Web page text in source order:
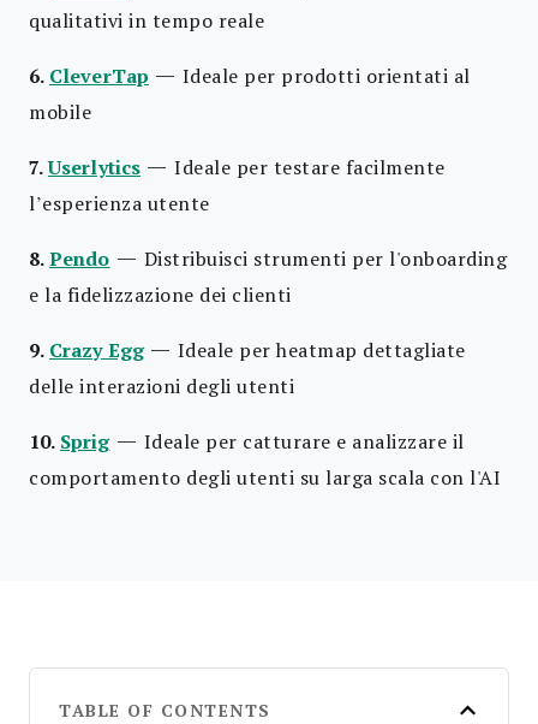
qualitativi in tempo reale
6. CleverTap — Ideale per prodotti orientati al
mobile
7.Userlytics — Ideale per testare facilmente
l’esperienza utente
8.Pendo — Distribuisci strumenti per l'onboarding
e la fidelizzazione dei clienti
9. Crazy Egg — Ideale per heatmap dettagliate
delle interazioni degli utenti
10. Sprig — Ideale per catturare e analizzare il
comportamento degli utenti su larga scala con l'AI
TABLE OF CONTENTS